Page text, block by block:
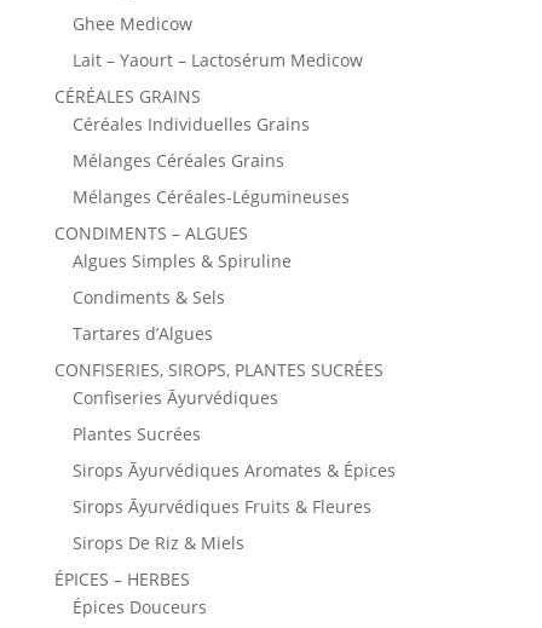
Ghee Medicow
Lait – Yaourt – Lactosérum Medicow
CÉRÉALES GRAINS
Céréales Individuelles Grains
Mélanges Céréales Grains
Mélanges Céréales-Légumineuses
CONDIMENTS – ALGUES
Algues Simples & Spiruline
Condiments & Sels
Tartares d’Algues
CONFISERIES, SIROPS, PLANTES SUCRÉES
Confiseries Āyurvédiques
Plantes Sucrées
Sirops Āyurvédiques Aromates & Épices
Sirops Āyurvédiques Fruits & Fleures
Sirops De Riz & Miels
ÉPICES – HERBES
Épices Douceurs